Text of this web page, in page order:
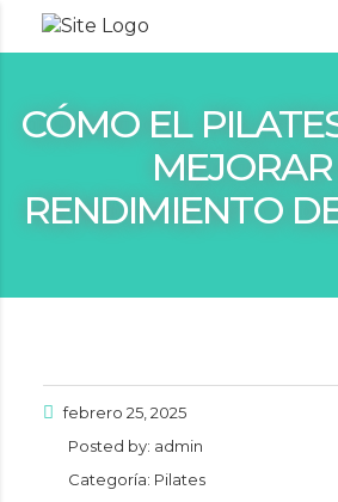
CÓMO EL
RENDIMIENTO
febrero 25, 2025
Posted by: admin
Categoría: Pilates